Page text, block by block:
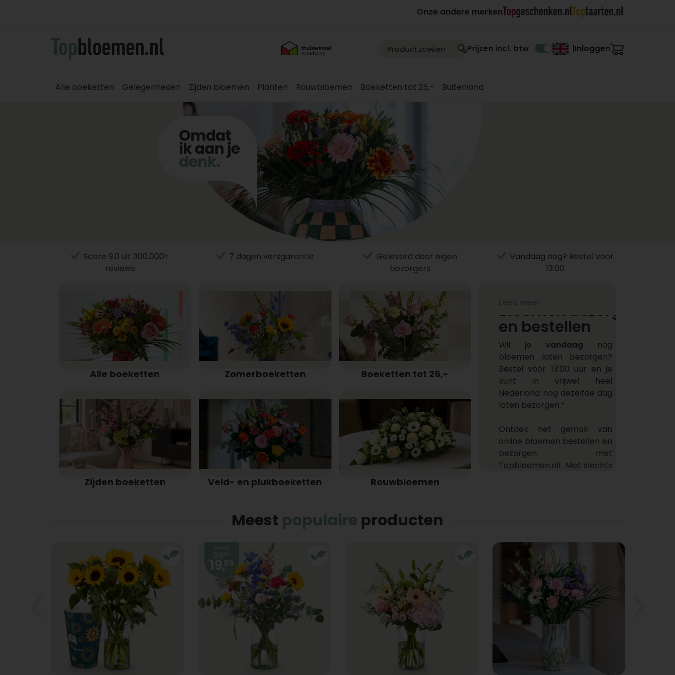
Onze andere merken
Prijzen incl. btw Inloggen
Alle boeketten Gelegenheden Zijden bloemen Planten Rouwbloemen Boeketten tot 25,- Buitenland
Score 9.0 uit 300.000+
reviews
7 dagen versgarantie
Geleverd door eigen
bezorgers
Vandaag nog? Bestel voor
13:00
Alle boeketten Zomerboeketten Boeketten tot 25,-
Zijden boeketten Veld- en plukboeketten Rouwbloemen
Bloemen bezorgen
en bestellen
Wil je vandaag nog
bloemen laten bezorgen?
Bestel vóór 13:00 uur en je
kunt in vrijwel heel
Nederland nog dezelfde dag
laten bezorgen.*
Ontdek het gemak van
online bloemen bestellen en
bezorgen met
Topbloemen.nl! Met slechts
Topbloemen.nl!
Bloemen bezorgen in
Nederland
Waar kan ik online bloemen
bestellen? Bij
Topbloemen.nl natuurlijk!
Ons bloementeam stelt
met zorg jouw prachtige
boeket samen en onze
Meest populaire producten